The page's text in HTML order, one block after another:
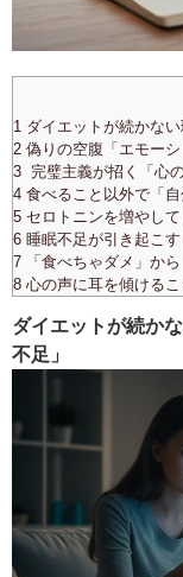
1 ダイエットが続かな
2 偽りの空腹「エモー
3 完璧主義が招く「心
4 食べること以外で「
5 セロトニンを増やし
6 睡眠不足が引き起こ
7 「食べちゃダメ」か
8 心の声に耳を傾ける
ダイエットが続か
不足」